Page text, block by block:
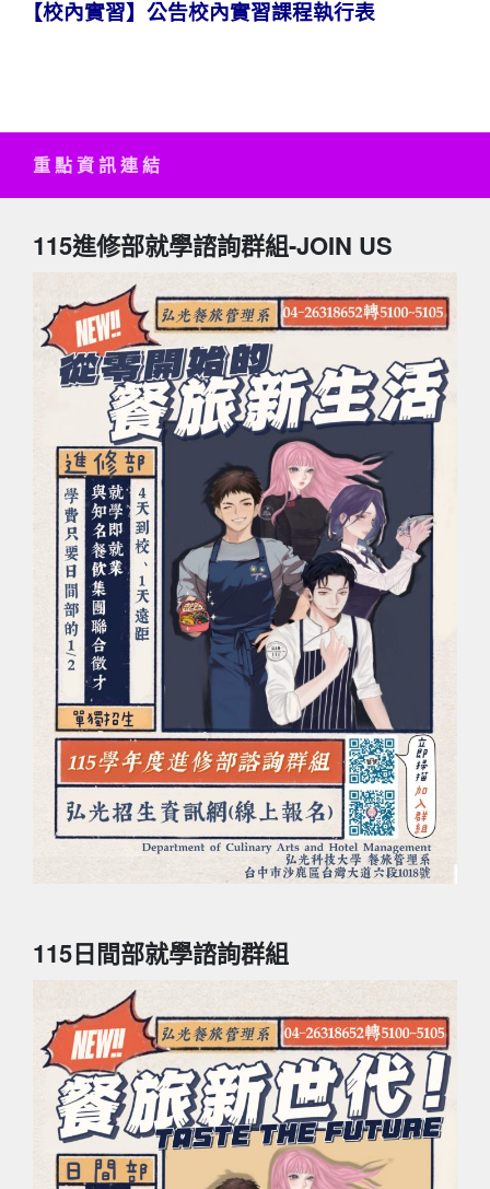
【校內實習】公告校內實習課程執行表
重 點 資 訊 連 結
115進修部就學諮詢群組-JOIN US
115日間部就學諮詢群組